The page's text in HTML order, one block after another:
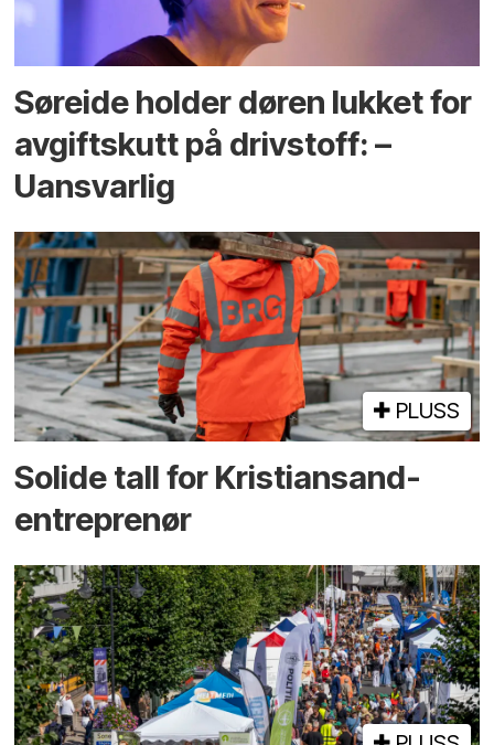
Søreide holder døren lukket for
avgiftskutt på drivstoff: –
Uansvarlig
PLUSS
Solide tall for Kristiansand-
entreprenør